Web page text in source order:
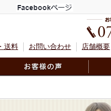
送料 お問い合わせ 店舗概要